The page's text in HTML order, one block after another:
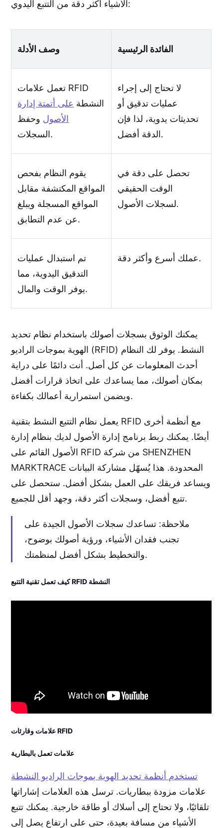
الأشياء أكثر دقة من التتبع اليدوي:
وصف الأدلة الفائدة الرئيسية
تعمل علامات RFID
النشطة على أتمتة إدارة
الأصول وحفظ
السجلات.
لا تحتاج إلى إجراء
عمليات تدقيق أو
تحديثات يدوية، لذا فإن
الدقة أفضل.
يقوم النظام بفحص
المواقع المكتشفة مقابل
المواقع المسجلة ويبلغ
عن عدم التطابق.
تحصل على دقة في
الوقت الحقيقي
لسجلات الأصول.
تم استبدال عمليات
التدقيق اليدوية، مما
يوفر الوقت والمال.
عملك أسرع وأكثر دقة.
يمكنك الوثوق بسجلات أصولك باستخدام نظام تحديد
الهوية بموجات الراديو (RFID) النشط. يوفر لك النظام
أحدث المعلومات عن كل أصل. أنت دائمًا على دراية
بمكان أصولك، مما يساعدك على اتخاذ قرارات أفضل
ويضمن استمرارية أعمالك بكفاءة.
يعمل نظام التتبع النشط بتقنية RFID مع أنظمة أخرى
أيضًا. يمكنك ربط برنامج إدارة الأصول لديك بنظام إدارة
الأصول القائم على RFID من شركة SHENZHEN
MARKTRACE المحدودة. هذا يُسهّل مشاركة البيانات
ويساعد فريقك على العمل بشكل أفضل. ستحصل على
تتبع أفضل، وسجلات أكثر دقة، وجهد أقل للجميع.
ملاحظة: تساعدك سجلات الأصول الجيدة على
تجنب فقدان الأشياء، ورؤية أصولك بوضوح،
والتخطيط بشكل أفضل لمنظمتك.
كيف تعمل تقنية التتبع RFID النشطة
علامات وقارئات RFID
علامات تعمل بالبطارية
تستخدم أنظمة تحديد الهوية بموجات الراديو النشطة
علامات مزودة ببطاريات. ترسل هذه العلامات إشاراتها
تلقائيًا، ولا تحتاج إلى أسلاك أو طاقة خارجية. يمكنك تتبع
الأشياء من مسافة بعيدة، حتى على ارتفاع يصل إلى